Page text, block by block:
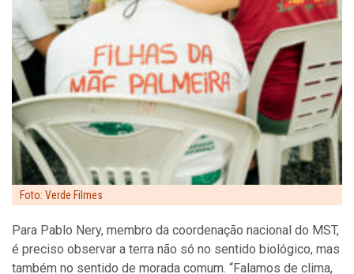
Foto: Verde Filmes
Para Pablo Nery, membro da coordenação nacional do MST,
é preciso observar a terra não só no sentido biológico, mas
também no sentido de morada comum. “Falamos de clima,